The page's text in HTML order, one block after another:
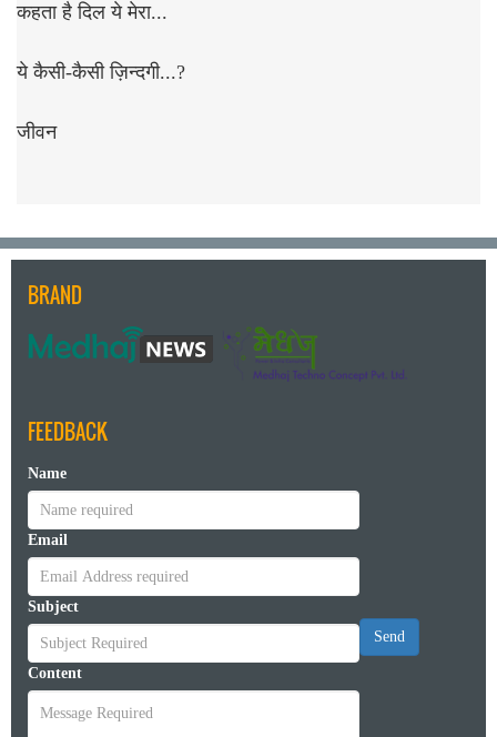
कहता है दिल ये मेरा...
ये कैसी-कैसी ज़िन्दगी...?
जीवन
BRAND
FEEDBACK
Name
Email
Subject
Content
Send